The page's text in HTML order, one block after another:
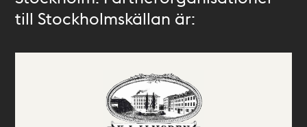
till Stockholmskällan är: